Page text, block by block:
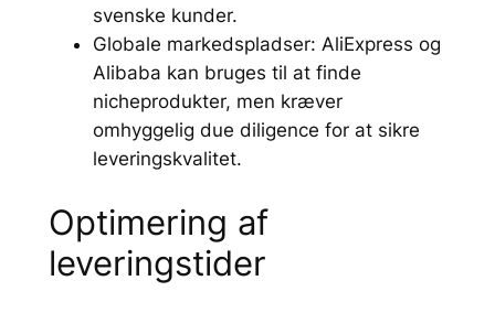
svenske kunder.
Globale markedspladser: AliExpress og
Alibaba kan bruges til at finde
nicheprodukter, men kræver
omhyggelig due diligence for at sikre
leveringskvalitet.
Optimering af
leveringstider